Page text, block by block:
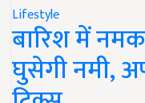
Lifestyle
बारिश में
घुसेगी नमी,